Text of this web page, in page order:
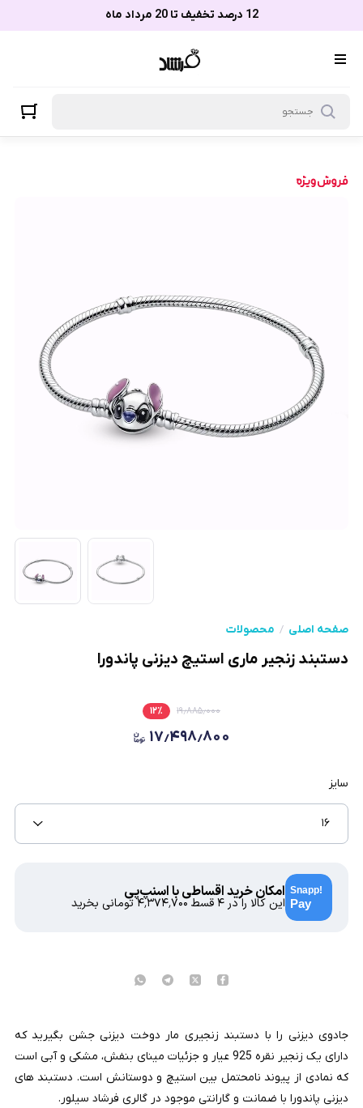
12 درصد تخفیف تا 20 مرداد ماه
صفحه اصلی محصولات
دستبند زنجیر ماری استیچ دیزنی پاندورا
۱۹٫۸۸۵٫۰۰۰ ۱۲٪
۱۷٫۴۹۸٫۸۰۰
سایز
۱۶
امکان خرید اقساطی با اسنپ‌پی
این کالا را در ۴ قسط ۴٬۳۷۴٬۷۰۰تومانی بخرید
جادوی دیزنی را با دستبند زنجیری مار دوخت دیزنی جشن بگیرید که
دارای یک زنجیر نقره 925 عیار و جزئیات مینای بنفش، مشکی و آبی است
که نمادی از پیوند نامحتمل بین استیچ و دوستانش است. دستبند های
دیزنی پاندورا با ضمانت و گارانتی موجود در گالری فرشاد سیلور.